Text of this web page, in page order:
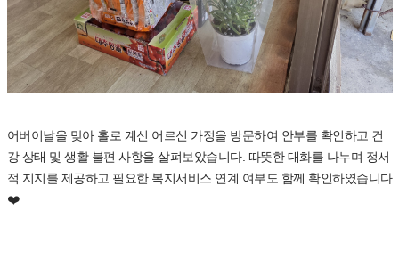
어버이날을 맞아 홀로 계신 어르신 가정을 방문하여 안부를 확인하고 건
강 상태 및 생활 불편 사항을 살펴보았습니다. 따뜻한 대화를 나누며 정서
적 지지를 제공하고 필요한 복지서비스 연계 여부도 함께 확인하였습니다
❤️